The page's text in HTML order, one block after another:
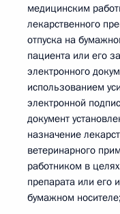
медицинским
лекарственного
отпуска на
пациента или его
электронного
использованием
электронной
документ
назначение
ветеринарного
работником в
препарата или его
бумажном